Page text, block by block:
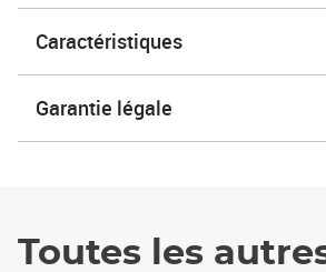
Caractéristiques
Garantie légale
Toutes les